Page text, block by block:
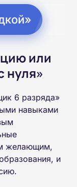
или
нуля»
6 разряда»
навыками
желающим,
и